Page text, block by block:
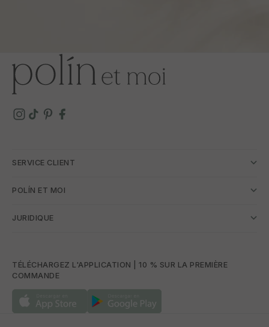
SERVICE CLIENT
POLÍN ET MOI
JURIDIQUE
TÉLÉCHARGEZ L'APPLICATION | 10 % SUR LA PREMIÈRE
COMMANDE